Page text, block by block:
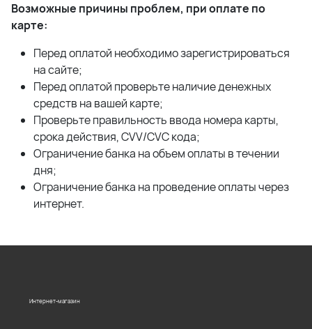
Возможные причины проблем, при оплате по
карте:
Перед оплатой необходимо зарегистрироваться
на сайте;
Перед оплатой проверьте наличие денежных
средств на вашей карте;
Проверьте правильность ввода номера карты,
срока действия, CVV/CVC кода;
Ограничение банка на объем оплаты в течении
дня;
Ограничение банка на проведение оплаты через
интернет.
Интернет-магазин